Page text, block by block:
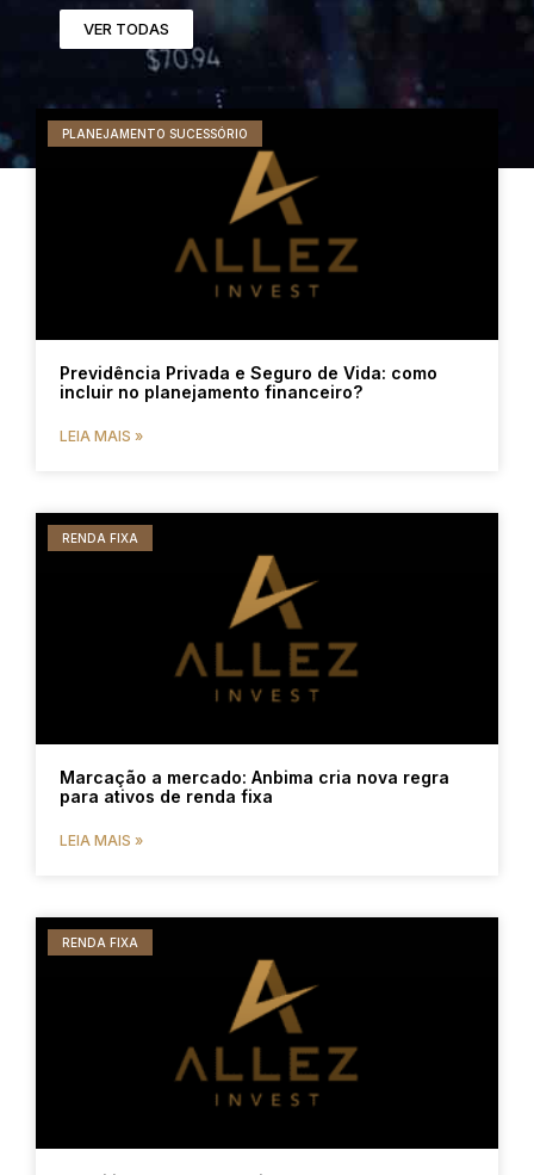
VER TODAS
PLANEJAMENTO SUCESSÓRIO
Previdência Privada e Seguro de Vida: como
incluir no planejamento financeiro?
LEIA MAIS »
RENDA FIXA
Marcação a mercado: Anbima cria nova regra
para ativos de renda fixa
LEIA MAIS »
RENDA FIXA